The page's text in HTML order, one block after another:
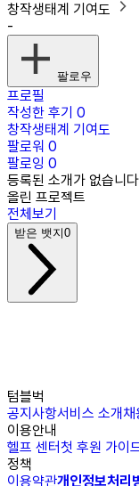
창작생태계 기여도
-
팔로우
프로필
작성한 후기 0
창작생태계 기여도
팔로워 0
팔로잉 0
등록된 소개가 없습니
올린 프로젝트
전체보기
받은 뱃지0
텀블벅
공지사항서비스 소개채
이용안내
헬프 센터첫 후원 가이
정책
이용약관개인정보처리